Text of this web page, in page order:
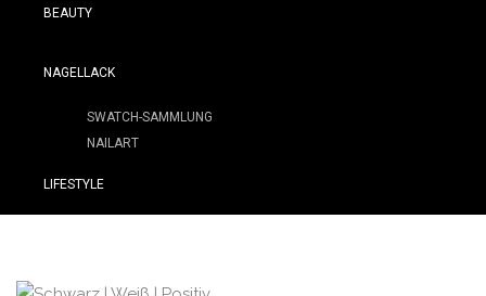
BEAUTY
NAGELLACK
SWATCH-SAMMLUNG
NAILART
LIFESTYLE